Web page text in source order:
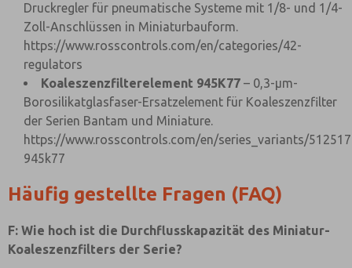
Druckregler für pneumatische Systeme mit 1/8- und 1/4-
Zoll-Anschlüssen in Miniaturbauform.
https://www.rosscontrols.com/en/categories/42-
regulators
Koaleszenzfilterelement 945K77 – 0,3-µm-
Borosilikatglasfaser-Ersatzelement für Koaleszenzfilter
der Serien Bantam und Miniature.
https://www.rosscontrols.com/en/series_variants/
945k77
Häufig gestellte Fragen (FAQ)
F: Wie hoch ist die Durchflusskapazität des Miniatur-
Koaleszenzfilters der Serie?